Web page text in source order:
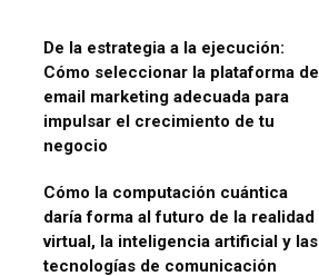
De la estrategia a la ejecución:
Cómo seleccionar la plataforma de
email marketing adecuada para
impulsar el crecimiento de tu
negocio
Cómo la computación cuántica
daría forma al futuro de la realidad
virtual, la inteligencia artificial y las
tecnologías de comunicación